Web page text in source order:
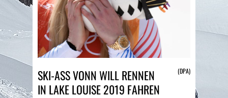
SKI-ASS VONN WILL RENNEN
IN LAKE LOUISE 2019 FAHREN
(DPA)